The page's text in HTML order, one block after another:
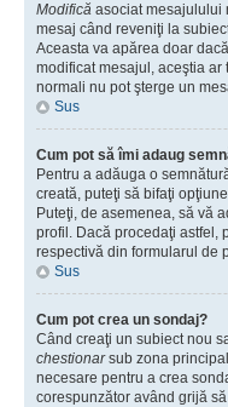
Modifică asociat mesajulului
mesaj când reveniţi la
Aceasta va apărea doar
modificat mesajul, aceştia
normali nu pot şterge un
Sus
Cum pot să îmi adaug
Pentru a adăuga o
creată, puteţi să bifaţi
Puteţi, de asemenea, să vă
profil. Dacă procedaţi astfel,
respectivă din formularul de
Sus
Cum pot crea un sondaj?
Când creaţi un subiect nou
chestionarsub zona
necesare pentru a crea
corespunzător având grijă